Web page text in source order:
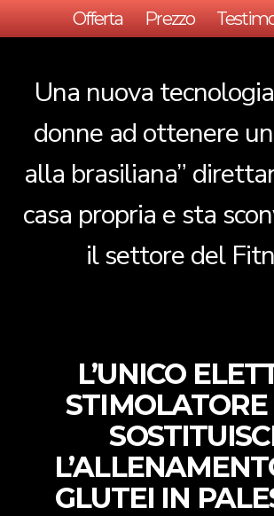
Offerta Prezzo
Una nuova
donne ad ottenere
alla brasiliana”
casa propria e sta
il settore del
L’UNICO
STIMOLATORE
GLUTEI IN